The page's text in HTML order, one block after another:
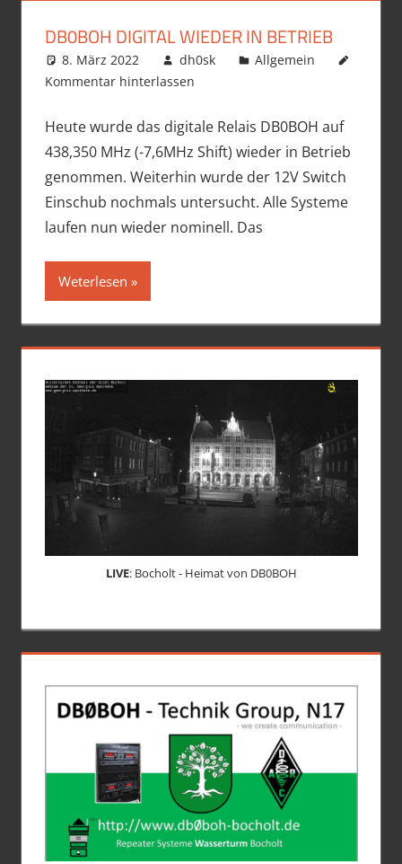
DB0BOH DIGITAL WIEDER IN BETRIEB
8. März 2022 dh0sk
Allgemein
Kommentar hinterlassen
Heute wurde das digitale Relais DB0BOH auf
438,350 MHz (-7,6MHz Shift) wieder in Betrieb
genommen. Weiterhin wurde der 12V Switch
Einschub nochmals untersucht. Alle Systeme
laufen nun wieder nominell. Das
Weterlesen
LIVE: Bocholt - Heimat von DB0BOH